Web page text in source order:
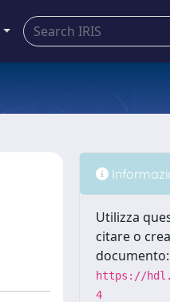
Utilizza
citare o
documento:
https://
4